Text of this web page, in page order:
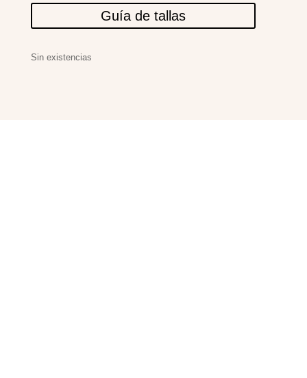
Guía de tallas
Sin existencias